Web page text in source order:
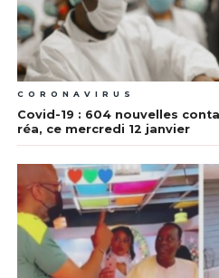
CORONAVIRUS
Covid-19 : 604 nouvelles
réa, ce mercredi 12 janvier